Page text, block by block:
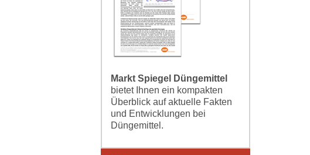
Markt Spiegel Düngemittel
bietet Ihnen ein kompakten
Überblick auf aktuelle Fakten
und Entwicklungen bei
Düngemittel.